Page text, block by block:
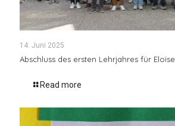
14. Juni 2025
Abschluss des ersten Lehrjahres für Eloïse
Read more